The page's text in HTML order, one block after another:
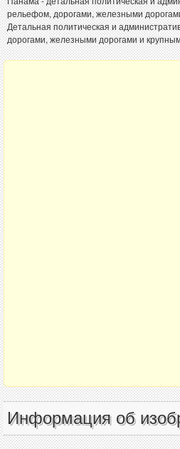
рельефом, дорогами, железными
Детальная политическая и
дорогами, железными дорогами и
Информация об